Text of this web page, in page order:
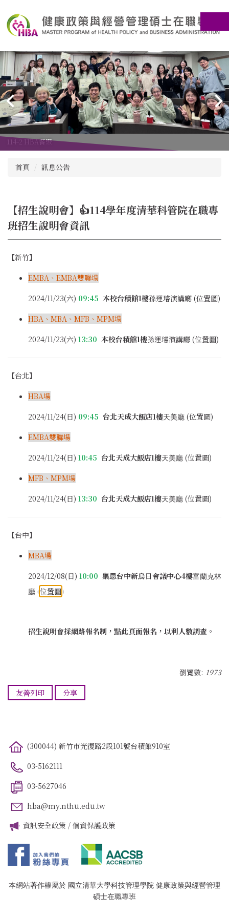
到
主
內
容
區
114-2 HBA餐聚
首頁 訊息公告
【招生說明會】👍114學年度清華科管院在職專
班招生說明會資訊
【新竹】
EMBA 、EMBA雙聯場
2024/11/23(六) 09:45 本校台積館1樓孫運璿演講廳 (位置圖)
HBA 、 MBA、MFB、MPM場
2024/11/23(六) 13:30 本校台積館1樓孫運璿演講廳 (位置圖)
【台北】
HBA場
2024/11/24(日) 09:45 台北天成大飯店1樓天美廳 (位置圖)
EMBA雙聯場
2024/11/24(日) 10:45 台北天成大飯店1樓天美廳 (位置圖)
MFB、MPM場
2024/11/24(日) 13:30 台北天成大飯店1樓天美廳 (位置圖)
【台中】
MBA場
2024/12/08(日) 10:00 集思台中新烏日會議中心4樓富蘭克林
廳 (位置圖)
招生說明會採網路報名制， 點此頁面報名 ，以利人數調查。
瀏覽數: 1973
友善列印
分享
(300044) 新竹市光復路2段101號台積館910室
03-5162111
03-5627046
hba@my.nthu.edu.tw
資訊安全政策 / 個資保護政策
本網站著作權屬於 國立清華大學科技管理學院 健康政策與經營管理
碩士在職專班